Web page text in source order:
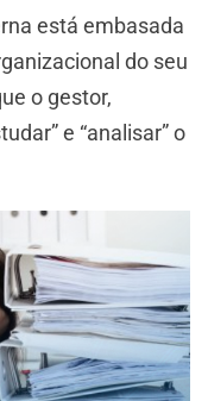
está embasada
do seu
o gestor,
e “analisar” o